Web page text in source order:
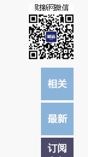
订阅